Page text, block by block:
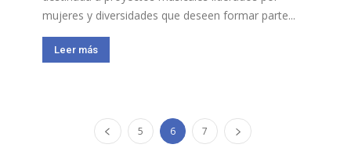
mujeres y diversidades que deseen formar parte...
Leer más
5 6 7